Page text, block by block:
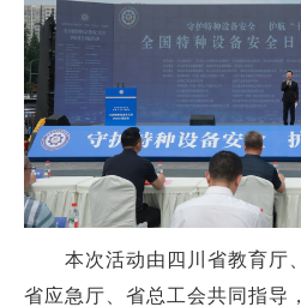
本次活动由四川省教育厅、
省应急厅、省总工会共同指导